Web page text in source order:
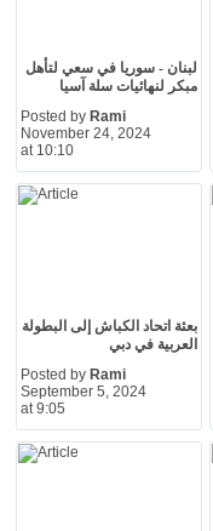
لبنان - سوريا في سعي لتأهل
مبكر لنهائيات سلة آسيا
Posted by Rami
November 24, 2024
at 10:10
بعثة اتحاد الكباش إلى البطولة
العربية في دبي
Posted by Rami
September 5, 2024
at 9:05